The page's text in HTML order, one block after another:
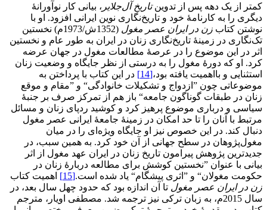
کمتر از یک دهه پس از تدوینتاریخ آل‌جلایر ، بیانی کار نوآورانۀ
دیگری را به کارنامۀ خود و تاریخ‌نگاری نوین ایرانی افزود. او با
نوشتن کتاب زن در ایران عصر مغول
(1352ش/1973م) نخستین
تک‌نگاری در زمینۀ تاریخ‌نگاری زنان در ایران به طور عام و نخستین
اثر در این موضوع را در عرصۀ مطالعات مغول در جهان عرضه
کرد. او که دورۀ مغول را به درستی از نظر جایگاه و وضعیت زنان
استثنایی و بااهمیت یافته بود،[14]
در این کتاب با پرداختن به
موضوعاتی چون ”ازدواج و تشکیلات خانوادگی“ و ”مقام و موقع
زنان در طبقات گوناگون جامعه“ باز هم از تمرکز صرف بر جنبۀ
سیاسی و درباری موضوع پرهیز کرد و کوشید ردپای زنان و مسائل
مرتبط با آنان را تا حد امکان در زمینۀ جامعۀ ایرانی عصر مغول
دنبال کند. در این خصوص نیز او جایگاه ویژه‌ای را در میان
مغول‌پژوهان در سطح جهانی از آن خود کرد. به همین سبب، در
جدیدترین پژوهش پیرامون تاریخ زنان در ایران عهد مغول از اثر
بیانی با عنوان ”نخستین کوشش برای مطالعه دربارۀ زنان در
حکومت مغولان“ و ”اثری پیشگام“ یاد شده است.[15]
اهمیت کتاب
زن در ایران عصر مغول تا آن اندازه بود که حدود چهل سال بعد، در
سال 2015م، به زبان ترکی نیز ترجمه شد. مصطفی اویار، مترجم